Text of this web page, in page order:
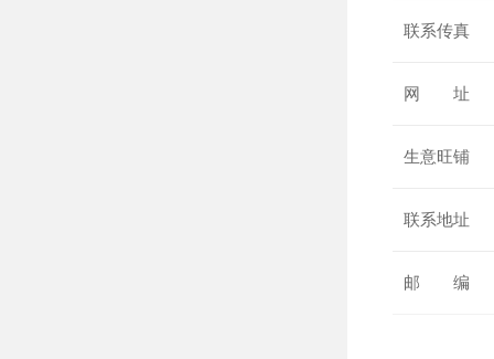
联系传真
网 址
生意旺铺
联系地址
邮 编